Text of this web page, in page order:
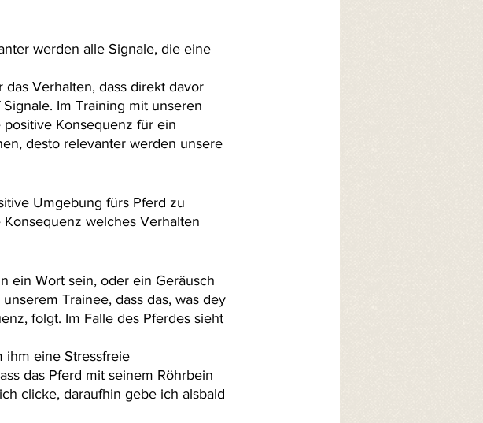
werden alle Signale, die eine
Verhalten, dass direkt davor
Im Training mit unseren
Konsequenz für ein
desto relevanter werden unsere
Umgebung fürs Pferd zu
welches Verhalten
ein Wort sein, oder ein Geräusch
Trainee, dass das, was dey
folgt. Im Falle des Pferdes sieht
ihm eine Stressfreie
das Pferd mit seinem Röhrbein
clicke, daraufhin gebe ich alsbald